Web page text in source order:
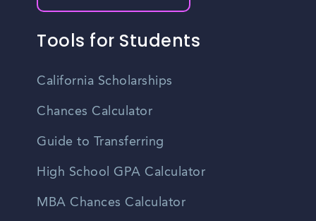
Tools for Students
California Scholarships
Chances Calculator
Guide to Transferring
High School GPA Calculator
MBA Chances Calculator